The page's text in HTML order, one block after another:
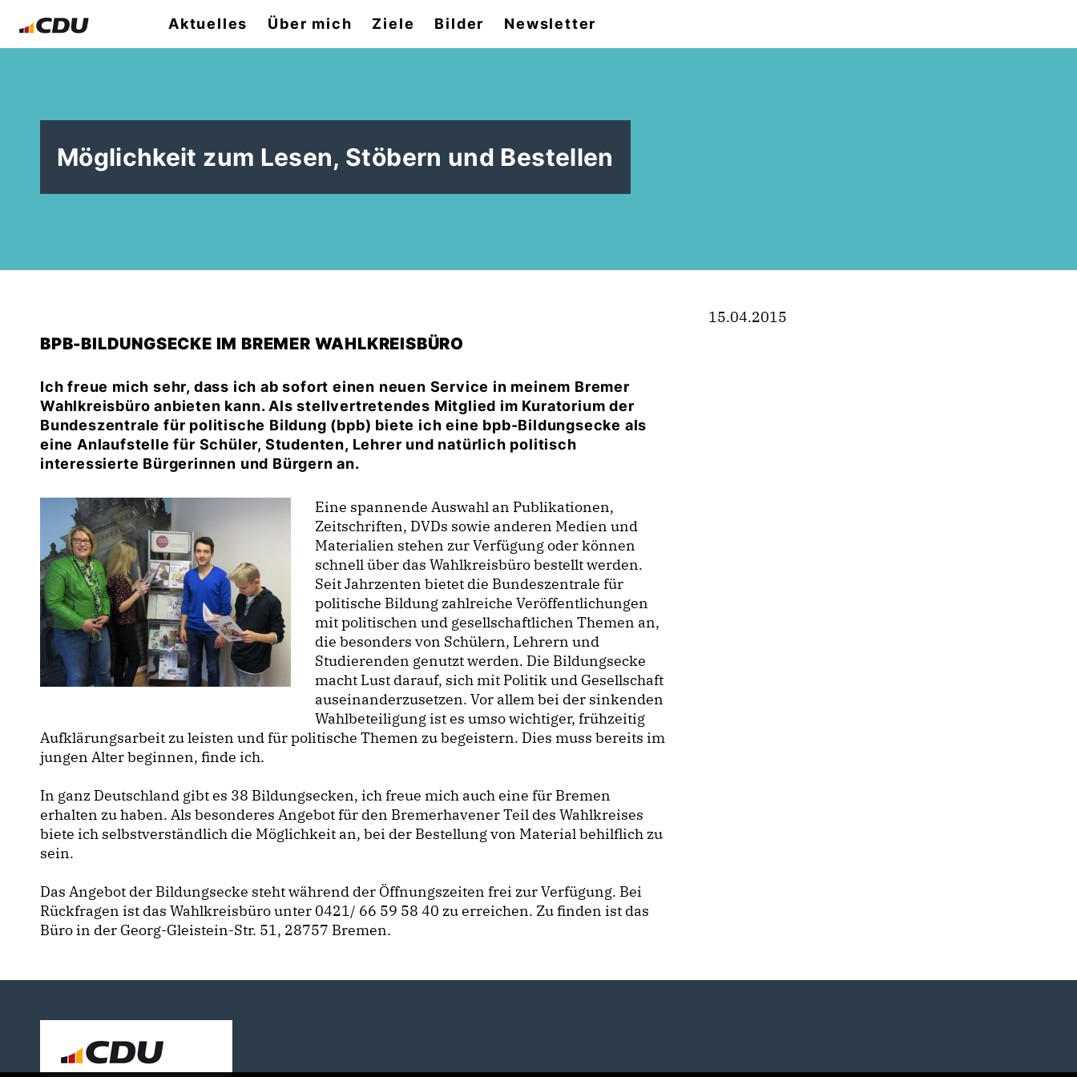
Aktuelles Über mich Ziele Bilder Newsletter
Möglichkeit zum Lesen, Stöbern und Bestellen
BPB-BILDUNGSECKE IM BREMER WAHLKREISBÜRO
Ich freue mich sehr, dass ich ab sofort einen neuen Service in meinem Bremer
Wahlkreisbüro anbieten kann. Als stellvertretendes Mitglied im Kuratorium der
Bundeszentrale für politische Bildung (bpb) biete ich eine bpb-Bildungsecke als
eine Anlaufstelle für Schüler, Studenten, Lehrer und natürlich politisch
interessierte Bürgerinnen und Bürgern an.
Eine spannende Auswahl an Publikationen,
Zeitschriften, DVDs sowie anderen Medien und
Materialien stehen zur Verfügung oder können
schnell über das Wahlkreisbüro bestellt werden.
Seit Jahrzenten bietet die Bundeszentrale für
politische Bildung zahlreiche Veröffentlichungen
mit politischen und gesellschaftlichen Themen an,
die besonders von Schülern, Lehrern und
Studierenden genutzt werden. Die Bildungsecke
macht Lust darauf, sich mit Politik und Gesellschaft
auseinanderzusetzen. Vor allem bei der sinkenden
Wahlbeteiligung ist es umso wichtiger, frühzeitig
Aufklärungsarbeit zu leisten und für politische Themen zu begeistern. Dies muss bereits im
jungen Alter beginnen, finde ich.
In ganz Deutschland gibt es 38 Bildungsecken, ich freue mich auch eine für Bremen
erhalten zu haben. Als besonderes Angebot für den Bremerhavener Teil des Wahlkreises
biete ich selbstverständlich die Möglichkeit an, bei der Bestellung von Material behilflich zu
sein.
Das Angebot der Bildungsecke steht während der Öffnungszeiten frei zur Verfügung. Bei
Rückfragen ist das Wahlkreisbüro unter 0421/ 66 59 58 40 zu erreichen. Zu finden ist das
Büro in der Georg-Gleistein-Str. 51, 28757 Bremen.
15.04.2015